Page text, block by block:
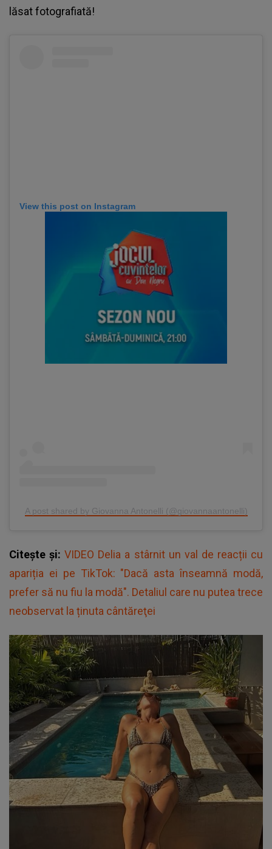
lăsat fotografiată!
View this post on Instagram
A post shared by Giovanna Antonelli (@giovannaantonelli)
Citește și:VIDEO Delia a stârnit un val de reacții cu
apariția ei pe TikTok: "Dacă asta înseamnă modă,
prefer să nu fiu la modă". Detaliul care nu putea trece
neobservat la ținuta cântăreţei